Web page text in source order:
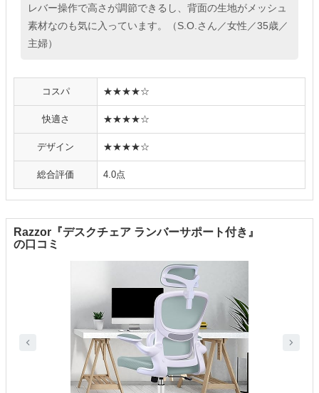
レバー操作で高さが調節できるし、背面の生地がメッシュ
素材なのも気に入っています。（S.O.さん／女性／35歳／
主婦）
コスパ ★★★★☆
快適さ ★★★★☆
デザイン ★★★★☆
総合評価 4.0点
Razzor『デスクチェア ランバーサポート付き』
の口コミ